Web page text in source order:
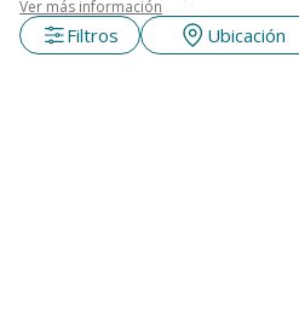
Ver más información
Filtros Ubicación